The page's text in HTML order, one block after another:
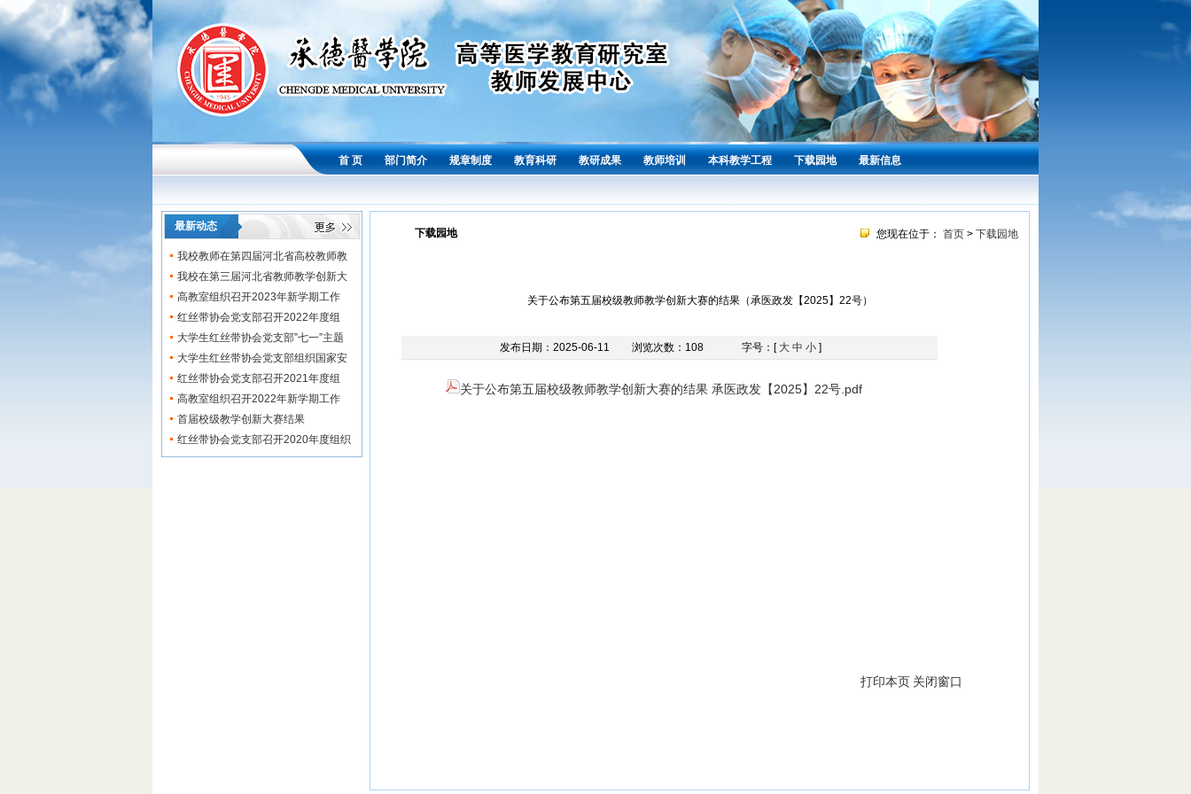
首 页 部门简介 规章制度 教育科研 教研成果 教师培训 本科教学工程 下载园地 最新信息
您现在位于： 首页 > 下载园地
下载园地
关于公布第五届校级教师教学创新大赛的结果（承医政发【2025】22号）
发布日期：2025-06-11 浏览次数： 108 字号：[ 大 中 小 ]
关于公布第五届校级教师教学创新大赛的结果 承医政发【2025】22号.pdf
打印本页 关闭窗口
最新动态
我校教师在第四届河北省高校教师教
学创...
我校在第三届河北省教师教学创新大
赛中...
高教室组织召开2023年新学期工作
会...
红丝带协会党支部召开2022年度组
织...
大学生红丝带协会党支部”七一”主题
党...
大学生红丝带协会党支部组织国家安
全知...
红丝带协会党支部召开2021年度组
织...
高教室组织召开2022年新学期工作
会...
首届校级教学创新大赛结果
红丝带协会党支部召开2020年度组织
红丝带协会党支